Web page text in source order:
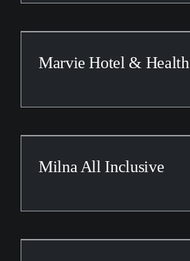
Marvie Hotel & Health
Milna All Inclusive